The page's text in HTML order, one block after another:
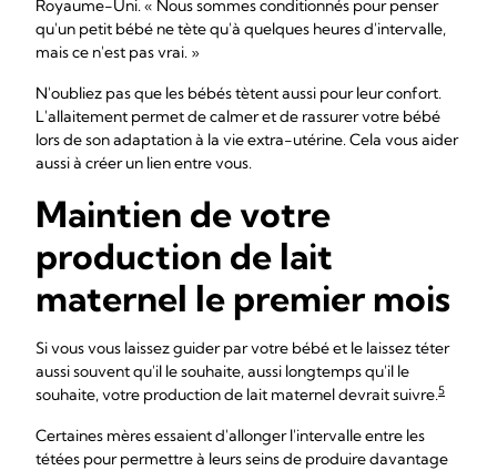
Royaume-Uni. « Nous sommes conditionnés pour penser
qu'un petit bébé ne tète qu'à quelques heures d'intervalle,
mais ce n'est pas vrai. »
N'oubliez pas que les bébés tètent aussi pour leur confort.
L'allaitement permet de calmer et de rassurer votre bébé
lors de son adaptation à la vie extra-utérine. Cela vous aider
aussi à créer un lien entre vous.
Maintien de votre
production de lait
maternel le premier mois
Si vous vous laissez guider par votre bébé et le laissez téter
aussi souvent qu'il le souhaite, aussi longtemps qu'il le
souhaite, votre production de lait maternel devrait suivre.5
Certaines mères essaient d'allonger l'intervalle entre les
tétées pour permettre à leurs seins de produire davantage